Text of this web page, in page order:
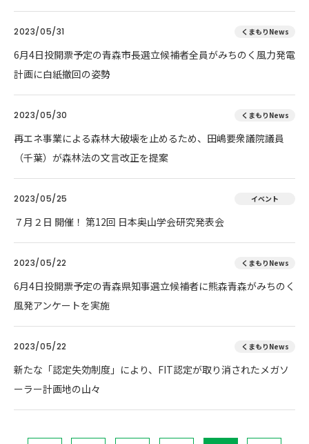
2023/05/31 くまもりNews
6月4日投開票予定の青森市長選立候補者全員がみちのく風力発電
計画に白紙撤回の姿勢
2023/05/30 くまもりNews
再エネ事業による森林大破壊を止めるため、田嶋要衆議院議員
（千葉）が森林法の文言改正を提案
2023/05/25 イベント
７月２日 開催！ 第12回 日本奥山学会研究発表会
2023/05/22 くまもりNews
6月4日投開票予定の青森県知事選立候補者に熊森青森がみちのく
風発アンケートを実施
2023/05/22 くまもりNews
新たな「認定失効制度」により、FIT認定が取り消されたメガソ
ーラー計画地の山々